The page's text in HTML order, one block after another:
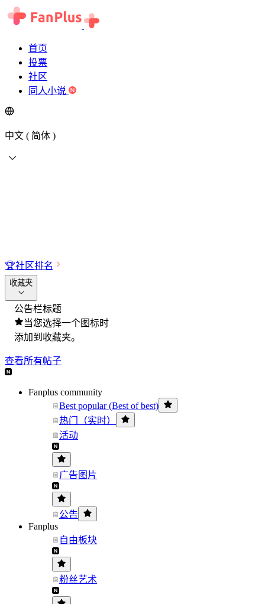
首页
投票
社区
同人小说
中文 ( 简体 )
🏆社区排名
收藏夹
公告栏标题
当您选择一个图标时
添加到收藏夹。
查看所有帖子
Fanplus community
Best popular (Best of best)
热门（实时）
活动
广告图片
公告
Fanplus
自由板块
粉丝艺术